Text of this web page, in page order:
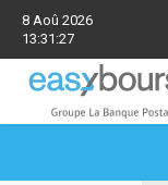
8 Aoû 2026
13:31:27